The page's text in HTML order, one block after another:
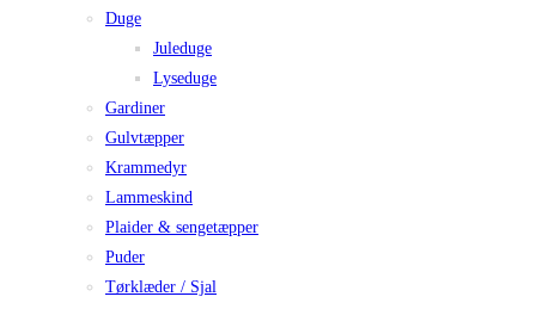
Duge
Juleduge
Lyseduge
Gardiner
Gulvtæpper
Krammedyr
Lammeskind
Plaider & sengetæpper
Puder
Tørklæder / Sjal